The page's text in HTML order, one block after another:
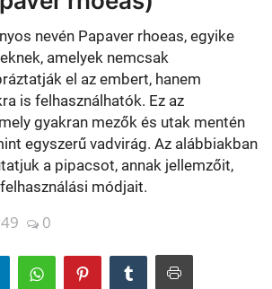
kereső
nevén Papaver rhoeas, egyike
amelyek nemcsak
el az embert, hanem
is felhasználhatók. Ez az
gyakran mezők és utak mentén
egyszerű vadvirág. Az alábbiakban
a pipacsot, annak jellemzőit,
módjait.
0